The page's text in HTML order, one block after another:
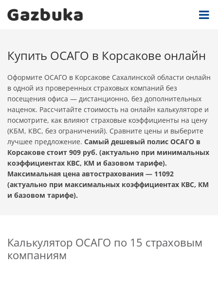
Купить ОСАГО в Корсакове онлайн
Оформите ОСАГО в Корсакове Сахалинской области онлайн
в одной из проверенных страховых компаний без
посещения офиса — дистанционно, без дополнительных
наценок. Рассчитайте стоимость на онлайн калькуляторе и
посмотрите, как влияют страховые коэффициенты на цену
(КБМ, КВС, без ограничений). Сравните цены и выберите
лучшее предложение. Самый дешевый полис ОСАГО в
Корсакове стоит 909 руб. (актуально при минимальных
коэффициентах КВС, КМ и базовом тарифе).
Максимальная цена автострахования — 11092
(актуально при максимальных коэффициентах КВС, КМ
и базовом тарифе).
Калькулятор ОСАГО по 15 страховым
компаниям